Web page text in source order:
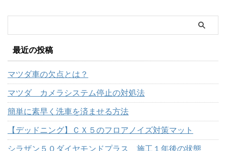
最近の投稿
マツダ車の欠点とは？
マツダ カメラシステム停止の対処法
簡単に素早く洗車を済ませる方法
【デッドニング】ＣＸ５のフロアノイズ対策マット
シラザン５０ダイヤモンドプラス 施工１年後の状態